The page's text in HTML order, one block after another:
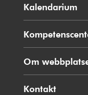
Kalendarium
Om
Kontakt